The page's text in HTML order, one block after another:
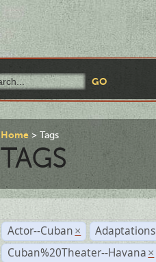
Home Tags
TAGS
Actor--Cuban × Adaptations
Cuban%20Theater--Havana ×